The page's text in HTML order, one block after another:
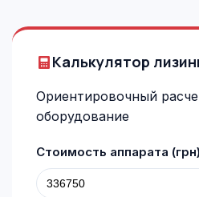
Калькулятор
Ориентировочный
оборудование
Стоимость аппарата (грн)